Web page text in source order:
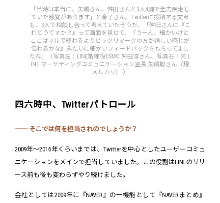
「当時は本当に、矢嶋さん、舛田さんと3人4脚で全力疾走し
ていた感覚があります」と金子さん。Twitterに投稿する文章
も、3人で相談し合って考えていたそうだ。「舛田さんに『こ
れどうですか？』って画面を見せて、『うーん、細かいけど
ここはマルで終わるよりビックリマークの方が嬉しい感じが
伝わるかな』みたいに細かいフィードバックをもらってまし
たね」（写真左：LINE取締役CSMO 舛田淳さん、写真右：元 L
INE マーケティングコミュニケーション室長 矢嶋聡さん（現
メルカリ） ）
四六時中、Twitterパトロール
── そこでは何を担当されのでしょうか？
2009年～2016年くらいまでは、Twitterを中心としたユーザーコミュ
ニケーションをメインで担当していました。この役割はLINEのリリ
ース前も後も変わらずやり続けました。
会社としては2009年に『NAVER』の一機能として『NAVERまとめ』